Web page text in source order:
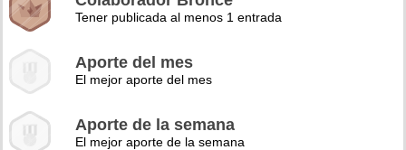
Tener publicada al menos 1 entrada
Aporte del mes
El mejor aporte del mes
Aporte de la semana
El mejor aporte de la semana